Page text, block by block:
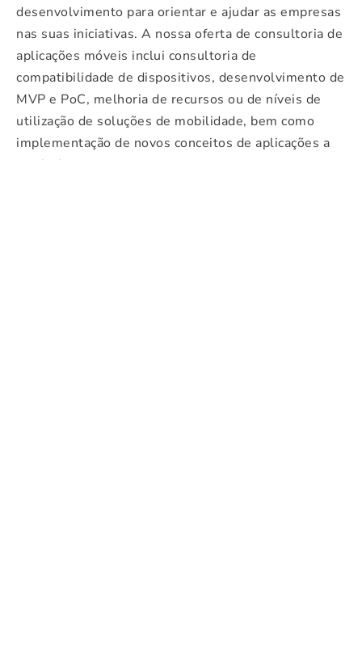
desenvolvimento para orientar e ajudar as empresas
nas suas iniciativas. A nossa oferta de consultoria de
aplicações móveis inclui consultoria de
compatibilidade de dispositivos, desenvolvimento de
MVP e PoC, melhoria de recursos ou de níveis de
utilização de soluções de mobilidade, bem como
implementação de novos conceitos de aplicações a
partir do zero.